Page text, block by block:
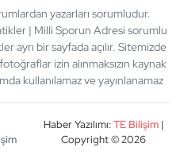
yazarları sorumludur.
| Milli Sporun Adresi sorumlu
ayrı bir sayfada açılır. Sitemizde
izin alınmaksızın kaynak
kullanılamaz ve yayınlanamaz
Haber Yazılımı:TE Bilişim|
Copyright © 2026